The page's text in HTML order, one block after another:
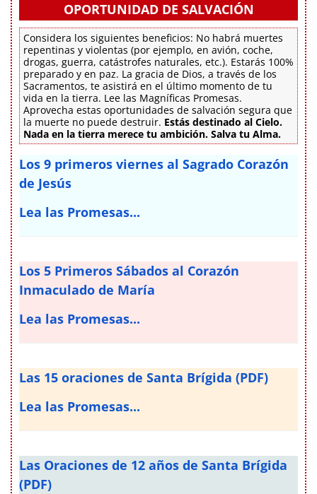
OPORTUNIDAD DE SALVACIÓN
Considera los siguientes beneficios: No habrá muertes
repentinas y violentas (por ejemplo, en avión, coche,
drogas, guerra, catástrofes naturales, etc.). Estarás 100%
preparado y en paz. La gracia de Dios, a través de los
Sacramentos, te asistirá en el último momento de tu
vida en la tierra. Lee las Magníficas Promesas.
Aprovecha estas oportunidades de salvación segura que
la muerte no puede destruir. Estás destinado al Cielo.
Nada en la tierra merece tu ambición. Salva tu Alma.
Los 9 primeros viernes al Sagrado Corazón
de Jesús
Lea las Promesas...
Los 5 Primeros Sábados al Corazón
Inmaculado de María
Lea las Promesas...
Las 15 oraciones de Santa Brígida (PDF)
Lea las Promesas...
Las Oraciones de 12 años de Santa Brígida
(PDF)